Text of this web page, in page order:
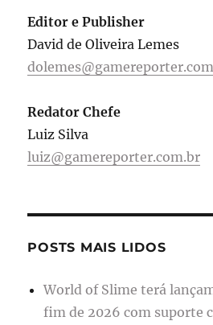
Editor e Publisher
David de Oliveira Lemes
Redator Chefe
Luiz Silva
luiz@gamereporter.com.br
POSTS MAIS LIDOS
World of Slime terá
fim de 2026 com suporte